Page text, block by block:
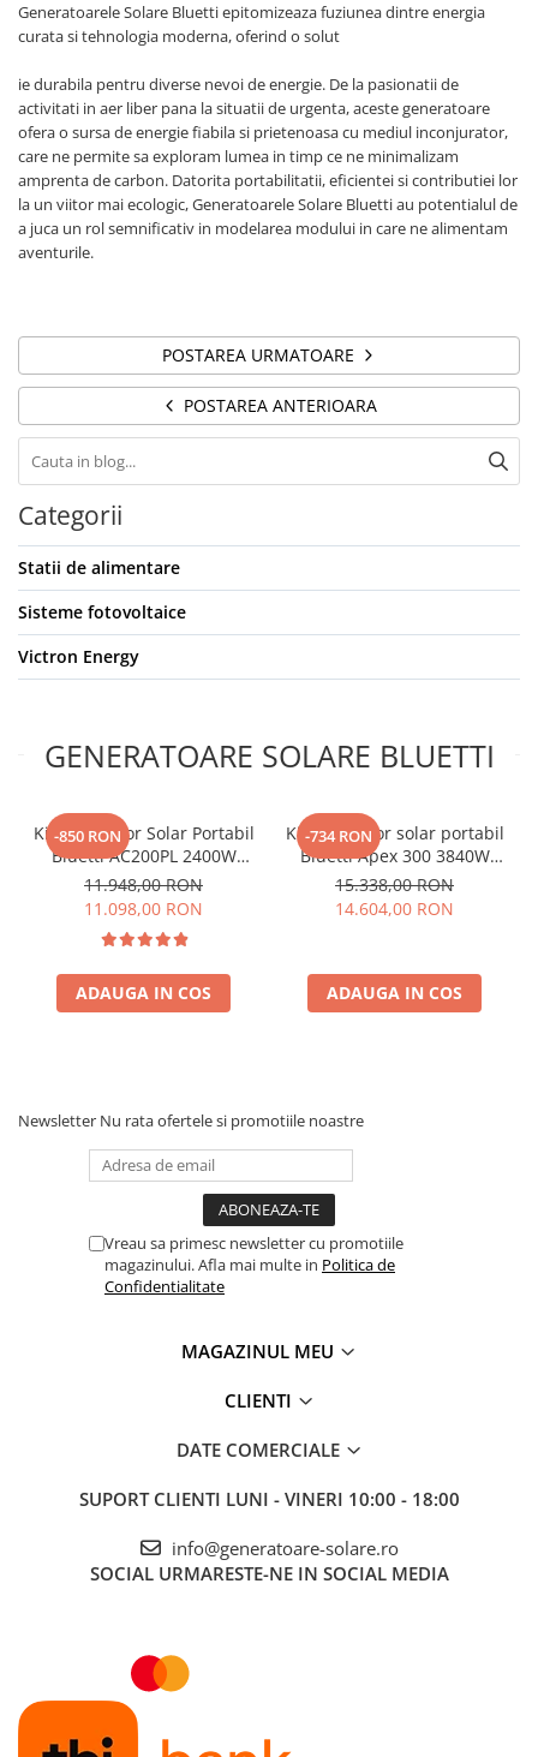
Generatoarele Solare Bluetti epitomizeaza fuziunea dintre energia
curata si tehnologia moderna, oferind o solut
ie durabila pentru diverse nevoi de energie. De la pasionatii de
activitati in aer liber pana la situatii de urgenta, aceste generatoare
ofera o sursa de energie fiabila si prietenoasa cu mediul inconjurator,
care ne permite sa exploram lumea in timp ce ne minimalizam
amprenta de carbon. Datorita portabilitatii, eficientei si contributiei lor
la un viitor mai ecologic, Generatoarele Solare Bluetti au potentialul de
a juca un rol semnificativ in modelarea modului in care ne alimentam
aventurile.
POSTAREA URMATOARE
POSTAREA ANTERIOARA
Categorii
Statii de alimentare
Sisteme fotovoltaice
Victron Energy
GENERATOARE SOLARE BLUETTI
-850 RON
Kit Generator Solar Portabil
Bluetti AC200PL 2400W
2304Wh cu panou 350W
11.948,00 RON
11.098,00 RON
ADAUGA IN COS
-734 RON
Kit generator solar portabil
Bluetti Apex 300 3840W
2765Wh + panou 350W
15.338,00 RON
14.604,00 RON
ADAUGA IN COS
Newsletter Nu rata ofertele si promotiile noastre
Vreau sa primesc newsletter cu promotiile
magazinului. Afla mai multe in Politica de
Confidentialitate
MAGAZINUL MEU
CLIENTI
DATE COMERCIALE
SUPORT CLIENTI LUNI - VINERI 10:00 - 18:00
info@generatoare-solare.ro
SOCIAL URMARESTE-NE IN SOCIAL MEDIA